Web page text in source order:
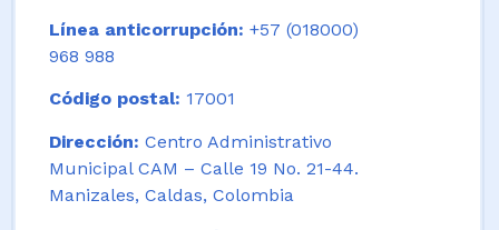
Línea anticorrupción: +57 (018000)
968 988
Código postal: 17001
Dirección: Centro Administrativo
Municipal CAM – Calle 19 No. 21-44.
Manizales, Caldas, Colombia